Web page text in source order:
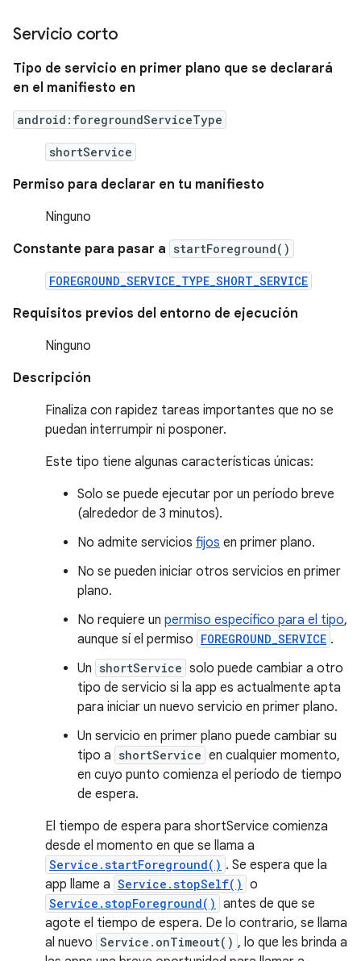
Servicio corto
Tipo de servicio en primer plano que se declarará
en el manifiesto en
android:foregroundServiceType
shortService
Permiso para declarar en tu manifiesto
Ninguno
Constante para pasar a startForeground()
FOREGROUND_SERVICE_TYPE_SHORT_SERVICE
Requisitos previos del entorno de ejecución
Ninguno
Descripción
Finaliza con rapidez tareas importantes que no se
puedan interrumpir ni posponer.
Este tipo tiene algunas características únicas:
Solo se puede ejecutar por un período breve
(alrededor de 3 minutos).
No admite servicios fijos en primer plano.
No se pueden iniciar otros servicios en primer
plano.
No requiere un permiso específico para el tipo,
aunque sí el permiso FOREGROUND_SERVICE .
Un shortService solo puede cambiar a otro
tipo de servicio si la app es actualmente apta
para iniciar un nuevo servicio en primer plano.
Un servicio en primer plano puede cambiar su
tipo a shortService en cualquier momento,
en cuyo punto comienza el período de tiempo
de espera.
El tiempo de espera para shortService comienza
desde el momento en que se llama a
Service.startForeground() . Se espera que la
app llame a Service.stopSelf() o
Service.stopForeground() antes de que se
agote el tiempo de espera. De lo contrario, se llama
al nuevo Service.onTimeout() , lo que les brinda a